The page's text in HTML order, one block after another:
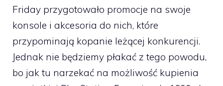
Friday przygotowało promocje na swoje
konsole i akcesoria do nich, które
przypominają kopanie leżącej konkurencji.
Jednak nie będziemy płakać z tego powodu,
bo jak tu narzekać na możliwość kupienia